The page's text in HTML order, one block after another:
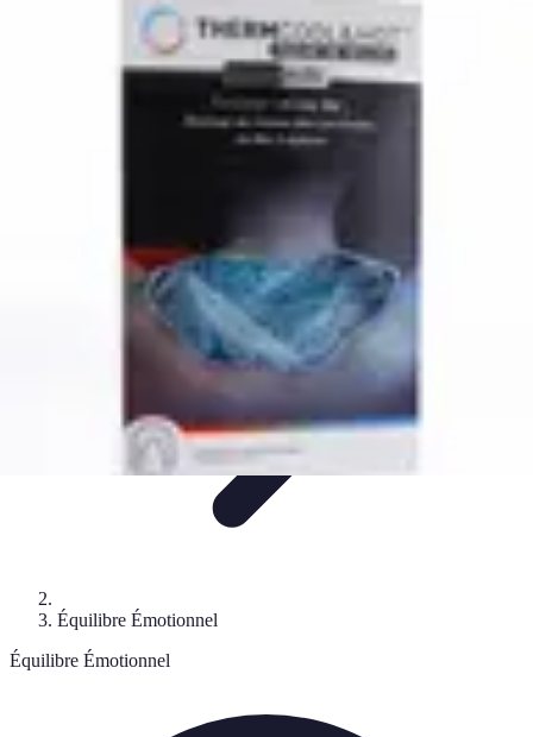
Astuces Anti Stress
Astuces NaturellesAstuces PratiquesMéditation et
Routines et HabitudesTechniques de Relaxation
Astuces Anti Stress
Équilibre Émotionnel
Équilibre Émotionnel